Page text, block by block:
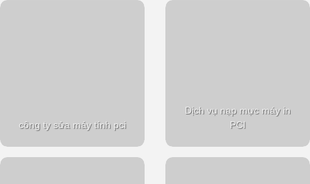
công ty sửa máy tính pci
Dịch vụ nạp mực máy in
PCI